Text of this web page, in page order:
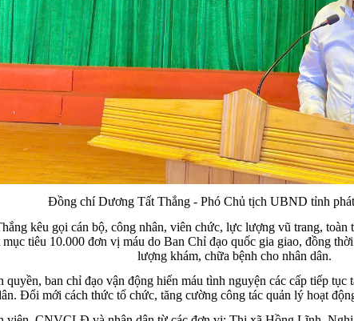
Đồng chí Dương Tất Thắng - Phó Chủ tịch UBND tỉnh
kêu gọi cán bộ, công nhân, viên chức, lực lượng vũ trang,
tiêu 10.000 đơn vị máu do Ban Chỉ đạo quốc gia giao, đồng
lượng khám, chữa bệnh cho nhân dân.
ban chỉ đạo vận động hiến máu tình nguyện các cấp tiếp
Đổi mới cách thức tổ chức, tăng cường công tác quản lý hoạt